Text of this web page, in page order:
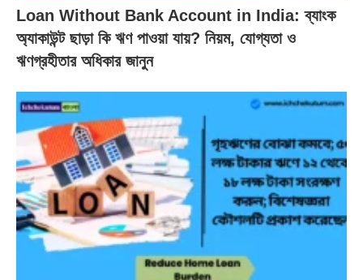
Loan Without Bank Account in India: ব্যাংক
অ্যাকাউন্ট ছাড়া কি ঋণ পাওয়া যায়? নিয়ম, যোগ্যতা ও
ঋণগ্রহীতার অধিকার জানুন